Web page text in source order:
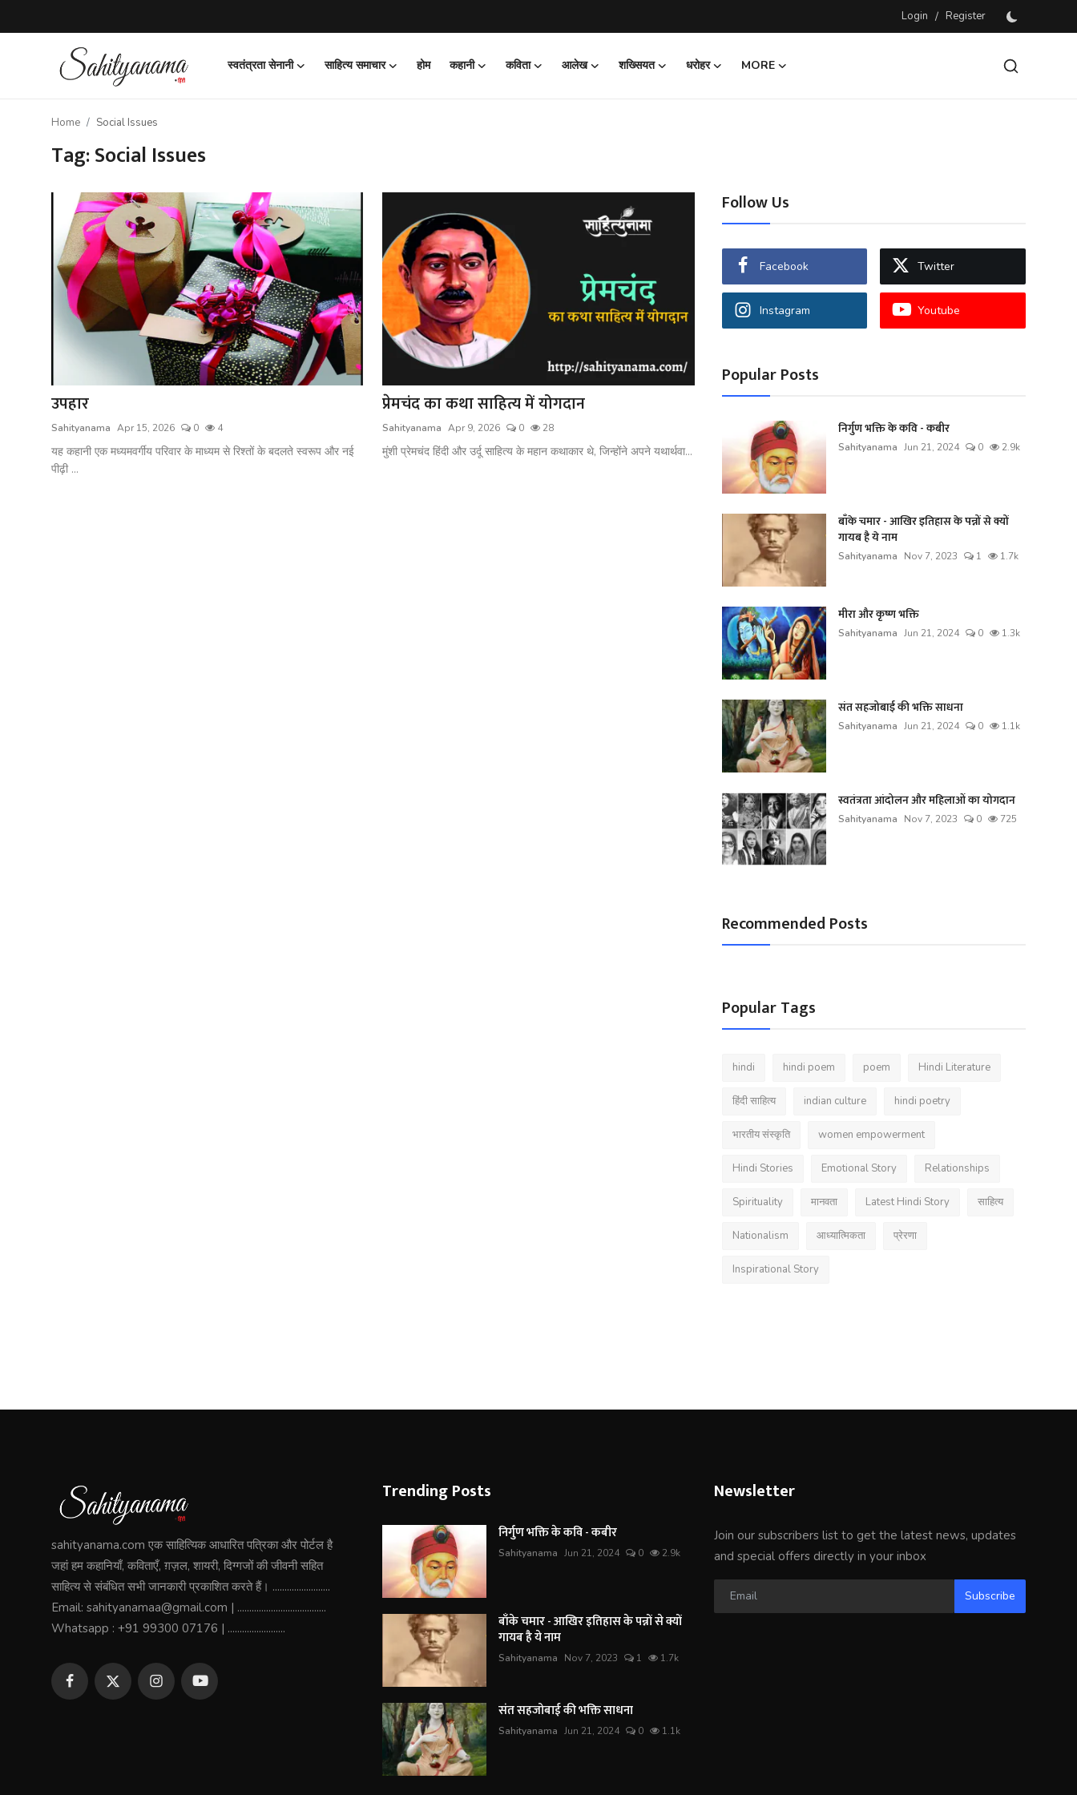
Login / Register
स्वतंत्रता सेनानी साहित्य समाचार होम कहानी कविता आलेख शख्सियत धरोहर
MORE
Register
यात्रावृत्तांत
Home Social Issues
Tag: Social Issues
उपहार
Sahityanama Apr 15, 2026 0 4
यह कहानी एक मध्यमवर्गीय परिवार के माध्यम से रिश्तों के बदलते स्वरूप और नई
पीढ़ी ...
प्रेमचंद का कथा साहित्य में योगदान
Sahityanama Apr 9, 2026 0 28
मुंशी प्रेमचंद हिंदी और उर्दू साहित्य के महान कथाकार थे, जिन्होंने अपने यथार्थवा...
Follow Us
Facebook Twitter
Instagram Youtube
Popular Posts
निर्गुण भक्ति के कवि - कबीर
Sahityanama Jun 21, 2024 0 2.9k
बाँके चमार - आखिर इतिहास के पन्नों से क्यों
गायब है ये नाम
Sahityanama Nov 7, 2023 1 1.7k
मीरा और कृष्ण भक्ति
Sahityanama Jun 21, 2024 0 1.3k
संत सहजोबाई की भक्ति साधना
Sahityanama Jun 21, 2024 0 1.1k
स्वतंत्रता आंदोलन और महिलाओं का योगदान
Sahityanama Nov 7, 2023 0 725
Recommended Posts
Popular Tags
hindi hindi poem poem Hindi Literature
हिंदी साहित्य indian culture hindi poetry
भारतीय संस्कृति women empowerment
Hindi Stories Emotional Story Relationships
Spirituality मानवता Latest Hindi Story साहित्य
Nationalism आध्यात्मिकता प्रेरणा
Inspirational Story
sahityanama.com एक साहित्यिक आधारित पत्रिका और पोर्टल है
जहां हम कहानियाँ, कविताएँ, ग़ज़ल, शायरी, दिग्गजों की जीवनी सहित
साहित्य से संबंधित सभी जानकारी प्रकाशित करते हैं। ........................
Email: sahityanamaa@gmail.com | .....................................
Whatsapp : +91 99300 07176 | ........................
Trending Posts
निर्गुण भक्ति के कवि - कबीर
Sahityanama Jun 21, 2024 0 2.9k
बाँके चमार - आखिर इतिहास के पन्नों से क्यों
गायब है ये नाम
Sahityanama Nov 7, 2023 1 1.7k
संत सहजोबाई की भक्ति साधना
Sahityanama Jun 21, 2024 0 1.1k
Newsletter
Join our subscribers list to get the latest news, updates
and special offers directly in your inbox
Subscribe